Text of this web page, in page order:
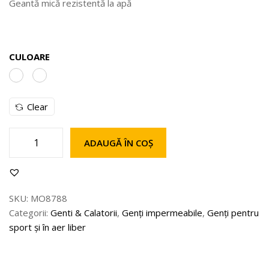
Geantă mică rezistentă la apă
CULOARE
Clear
ADAUGĂ ÎN COȘ
SKU: MO8788
Categorii: Genti & Calatorii, Genți impermeabile, Genți pentru
sport și în aer liber